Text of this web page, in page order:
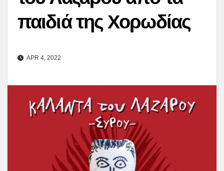
παιδιά της Χορωδίας
APR 4, 2022